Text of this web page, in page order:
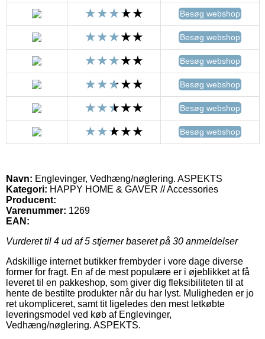
Besøg webshop
Besøg webshop
Besøg webshop
Besøg webshop
Besøg webshop
Besøg webshop
Navn: Englevinger, Vedhæng/nøglering. ASPEKTS
Kategori: HAPPY HOME & GAVER // Accessories
Producent:
Varenummer: 1269
EAN:
Vurderet til 4 ud af 5 stjerner baseret på 30 anmeldelser
Adskillige internet butikker frembyder i vore dage diverse
former for fragt. En af de mest populære er i øjeblikket at få
leveret til en pakkeshop, som giver dig fleksibiliteten til at
hente de bestilte produkter når du har lyst. Muligheden er jo
ret ukompliceret, samt tit ligeledes den mest letkøbte
leveringsmodel ved køb af Englevinger,
Vedhæng/nøglering. ASPEKTS.